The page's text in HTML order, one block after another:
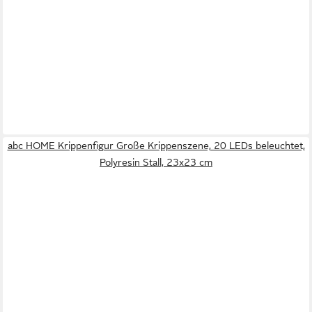
abc HOME Krippenfigur Große Krippenszene, 20 LEDs beleuchtet,
Polyresin Stall, 23x23 cm